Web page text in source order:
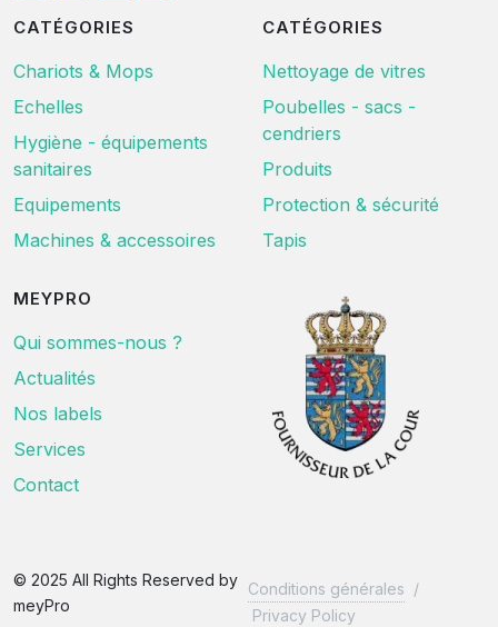
CATÉGORIES
Chariots & Mops
Echelles
Hygiène - équipements
sanitaires
Equipements
Machines & accessoires
CATÉGORIES
Nettoyage de vitres
Poubelles - sacs -
cendriers
Produits
Protection & sécurité
Tapis
MEYPRO
Qui sommes-nous ?
Actualités
Nos labels
Services
Contact
© 2025 All Rights Reserved by
meyPro
Conditions générales /
Privacy Policy